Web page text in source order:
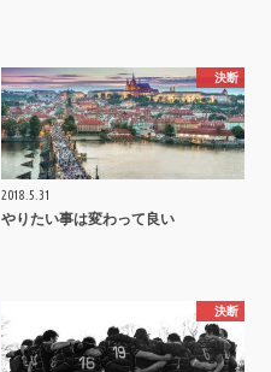
決断
2018.5.31
やりたい事は変わって良い
決断